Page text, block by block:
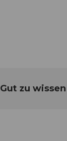
Gut zu wissen